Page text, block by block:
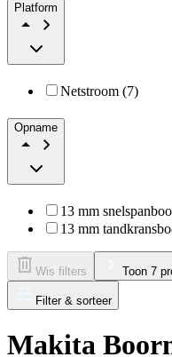
Platform
Netstroom (7)
Opname
13 mm
13 mm
Wis filters Toon 7
Filter & sorteer
Makita